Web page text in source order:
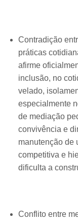
Contradição
práticas
afirme
inclusão, no
velado,
especialmente
de mediação
convivência e
manutenção de
competitiva e
dificulta a
Conflito entre